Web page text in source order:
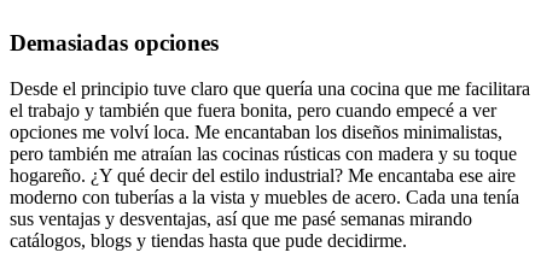
Demasiadas opciones
Desde el principio tuve claro que quería una cocina que me facilitara
el trabajo y también que fuera bonita, pero cuando empecé a ver
opciones me volví loca. Me encantaban los diseños minimalistas,
pero también me atraían las cocinas rústicas con madera y su toque
hogareño. ¿Y qué decir del estilo industrial? Me encantaba ese aire
moderno con tuberías a la vista y muebles de acero. Cada una tenía
sus ventajas y desventajas, así que me pasé semanas mirando
catálogos, blogs y tiendas hasta que pude decidirme.